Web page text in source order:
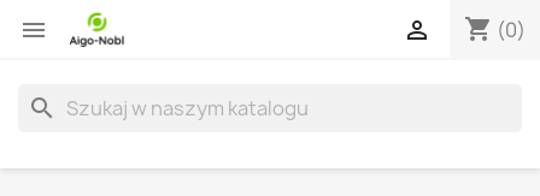
 shopping_cart (0)

search